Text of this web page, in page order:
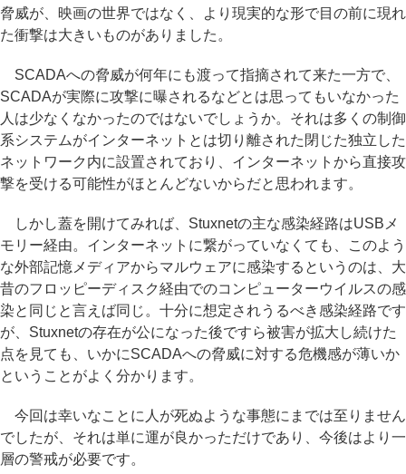
脅威が、映画の世界ではなく、より現実的な形で目の前に現れ
た衝撃は大きいものがありました。
SCADAへの脅威が何年にも渡って指摘されて来た一方で、
SCADAが実際に攻撃に曝されるなどとは思ってもいなかった
人は少なくなかったのではないでしょうか。それは多くの制御
系システムがインターネットとは切り離された閉じた独立した
ネットワーク内に設置されており、インターネットから直接攻
撃を受ける可能性がほとんどないからだと思われます。
しかし蓋を開けてみれば、Stuxnetの主な感染経路はUSBメ
モリー経由。インターネットに繋がっていなくても、このよう
な外部記憶メディアからマルウェアに感染するというのは、大
昔のフロッピーディスク経由でのコンピューターウイルスの感
染と同じと言えば同じ。十分に想定されうるべき感染経路です
が、Stuxnetの存在が公になった後ですら被害が拡大し続けた
点を見ても、いかにSCADAへの脅威に対する危機感が薄いか
ということがよく分かります。
今回は幸いなことに人が死ぬような事態にまでは至りません
でしたが、それは単に運が良かっただけであり、今後はより一
層の警戒が必要です。